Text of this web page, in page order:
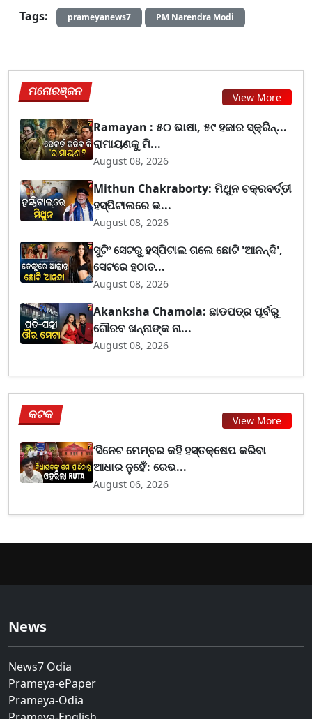
Tags: prameyanews7 PM Narendra Modi
ମନୋରଞ୍ଜନ View More
Ramayan : ୫୦ ଭାଷା, ୫୯ ହଜାର ସ୍କ୍ରିନ୍...
ରାମାୟଣକୁ ମି...
August 08, 2026
Mithun Chakraborty: ମିଥୁନ ଚକ୍ରବର୍ତ୍ତୀ
ହସ୍ପିଟାଲରେ ଭ...
August 08, 2026
ସୁଟିଂ ସେଟରୁ ହସ୍ପିଟାଲ ଗଲେ ଛୋଟି 'ଆନନ୍ଦି',
ସେଟରେ ହଠାତ...
August 08, 2026
Akanksha Chamola: ଛାଡପତ୍ର ପୂର୍ବରୁ
ଗୌରବ ଖନ୍ନାଙ୍କ ନା...
August 08, 2026
କଟକ View More
‘ସିନେଟ ମେମ୍ବର କହି ହସ୍ତକ୍ଷେପ କରିବା
ଆଧାର ନୁହେଁ’: ରେଭ...
August 06, 2026
News
News7 Odia
Prameya-ePaper
Prameya-Odia